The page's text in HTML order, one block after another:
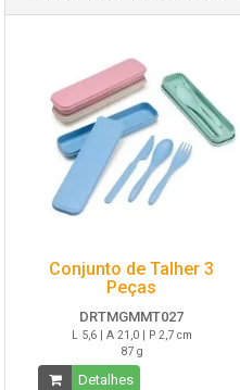
Conjunto de Talher 3
Peças
DRTMGMMT027
L 5,6 | A 21,0 | P 2,7 cm
87 g
Detalhes